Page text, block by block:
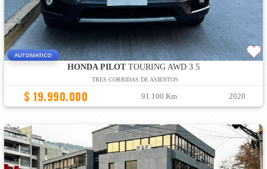
AUTOMATICO
HONDA PILOTTOURING AWD 3.5
TRES CORRIDAS DE ASIENTOS
$ 19.990.000 91.100 Km 2020